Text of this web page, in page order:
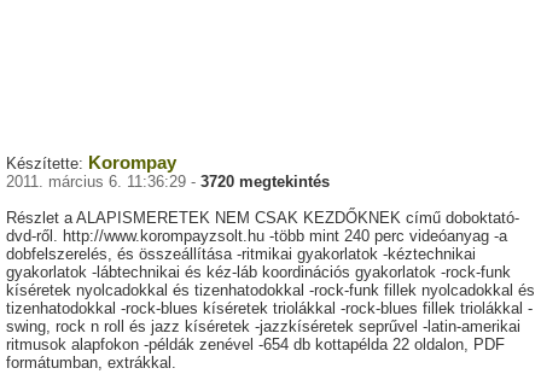
Készítette: Korompay
2011. március 6. 11:36:29 - 3720 megtekintés
Részlet a ALAPISMERETEK NEM CSAK KEZDŐKNEK című doboktató-
dvd-ről. http://www.korompayzsolt.hu -több mint 240 perc videóanyag -a
dobfelszerelés, és összeállítása -ritmikai gyakorlatok -kéztechnikai
gyakorlatok -lábtechnikai és kéz-láb koordinációs gyakorlatok -rock-funk
kíséretek nyolcadokkal és tizenhatodokkal -rock-funk fillek nyolcadokkal és
tizenhatodokkal -rock-blues kíséretek triolákkal -rock-blues fillek triolákkal -
swing, rock n roll és jazz kíséretek -jazzkíséretek seprűvel -latin-amerikai
ritmusok alapfokon -példák zenével -654 db kottapélda 22 oldalon, PDF
formátumban, extrákkal.